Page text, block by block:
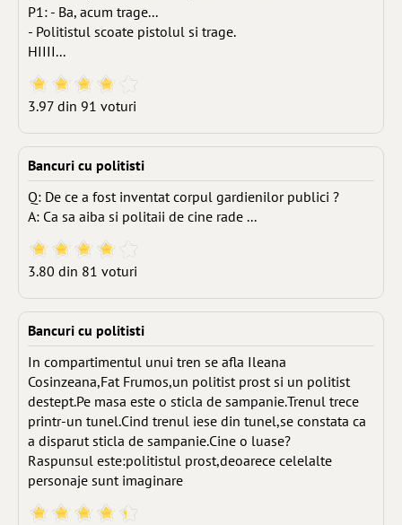
P1: - Ba, acum trage...
- Politistul scoate pistolul si trage.
HIIII...
3.97 din 91 voturi
Bancuri cu politisti
Q: De ce a fost inventat corpul gardienilor publici ?
A: Ca sa aiba si politaii de cine rade ...
3.80 din 81 voturi
Bancuri cu politisti
In compartimentul unui tren se afla Ileana
Cosinzeana,Fat Frumos,un politist prost si un politist
destept.Pe masa este o sticla de sampanie.Trenul trece
printr-un tunel.Cind trenul iese din tunel,se constata ca
a disparut sticla de sampanie.Cine o luase?
Raspunsul este:politistul prost,deoarece celelalte
personaje sunt imaginare